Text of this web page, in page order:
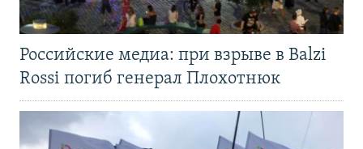
Российские медиа: при взрыве в Balzi
Rossi погиб генерал Плохотнюк